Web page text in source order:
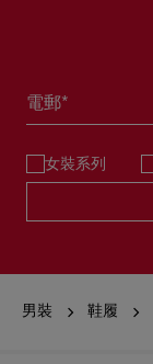
電郵*
女裝系列
男裝 鞋履